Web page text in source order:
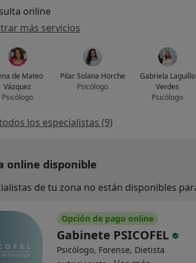
online
más servicios
de Mateo
Vázquez
Psicólogo
Pilar Solana Horche
Psicólogo
Gabriela Laguillo
Verdes
Psicólogo
los especialistas (9)
online disponible
de tu zona no están disponibles
Opción de pago online
Gabinete PSICOFEL
Psicólogo, Forense, Dietista